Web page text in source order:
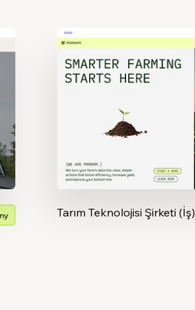
Tarım Teknolojisi Şirketi (İş)